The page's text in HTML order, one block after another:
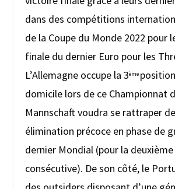
dans des compétitions
de la Coupe du Monde 2022 pour
finale du dernier Euro pour les
L’Allemagne occupe la 3ème
domicile lors de ce Championnat
Mannschaft voudra se rattraper
élimination précoce en phase de
dernier Mondial (pour la
consécutive). De son côté, le